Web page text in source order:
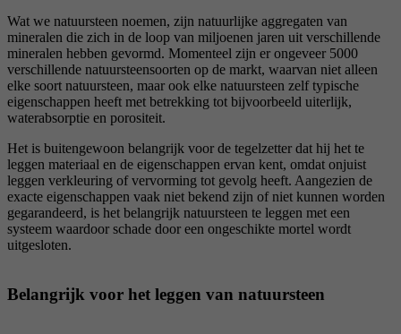
Wat we natuursteen noemen, zijn natuurlijke aggregaten van
mineralen die zich in de loop van miljoenen jaren uit verschillende
mineralen hebben gevormd. Momenteel zijn er ongeveer 5000
verschillende natuursteensoorten op de markt, waarvan niet alleen
elke soort natuursteen, maar ook elke natuursteen zelf typische
eigenschappen heeft met betrekking tot bijvoorbeeld uiterlijk,
waterabsorptie en porositeit.
Het is buitengewoon belangrijk voor de tegelzetter dat hij het te
leggen materiaal en de eigenschappen ervan kent, omdat onjuist
leggen verkleuring of vervorming tot gevolg heeft. Aangezien de
exacte eigenschappen vaak niet bekend zijn of niet kunnen worden
gegarandeerd, is het belangrijk natuursteen te leggen met een
systeem waardoor schade door een ongeschikte mortel wordt
uitgesloten.
Belangrijk voor het leggen van natuursteen
Naam _GRECAPTCHA
Aanbieder Google reCAPTCHA
Looptijd 6 Monate
Doel
reCAPTCHA setzt ein notwendiges Cookie
(_GRECAPTCHA), wenn es zum Zweck der
Risikoanalyse ausgeführt wird.